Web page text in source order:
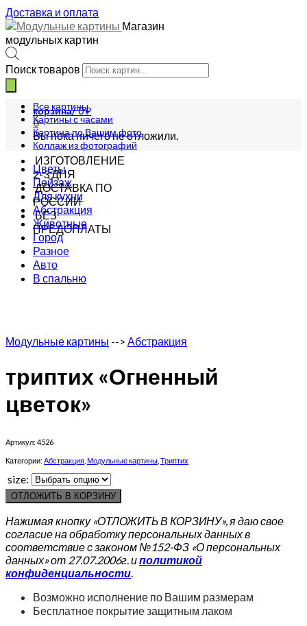
Доставка и оплата
Магазин
модульных картин
Поиск товаров
корзина/0₽
0
Вы пока ничего не отложили.
ИЗГОТОВЛЕНИЕ
2-3 ДНЯ
ДОСТАВКА ПО
РОССИИ
БЕЗ
ПРЕДОПЛАТЫ
Все картины
Картины с часами
Картина по Вашим фото
Коллаж из фотографий
Цветы
Пейзаж
Для кухни
Абстракция
Животные
Город
Разное
Авто
В спальню
Модульные картины --> Абстракция
триптих «Огненный
цветок»
Артикул: 4526
Категории: Абстракция Модульные картины Триптих
size:
ОТЛОЖИТЬ В КОРЗИНУ
Нажимая кнопку «ОТЛОЖИТЬ В КОРЗИНУ», я даю свое
согласие на обработку персональных данных в
соответствие с законом №152-ФЗ «О персональных
данных» от 27.07.2006г. иполитикой
конфиденциальности.
Возможно исполнение по Вашим размерам
Бесплатное покрытие защитным лаком